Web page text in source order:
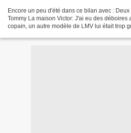
Encore un peu d'été dans ce bilan avec :
Tommy La maison Victor: J'ai eu des déboires
copain, un autre modèle de LMV lui était trop